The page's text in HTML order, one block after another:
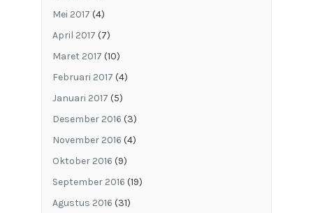
Mei 2017 (4)
April 2017 (7)
Maret 2017 (10)
Februari 2017 (4)
Januari 2017 (5)
Desember 2016 (3)
November 2016 (4)
Oktober 2016 (9)
September 2016 (19)
Agustus 2016 (31)